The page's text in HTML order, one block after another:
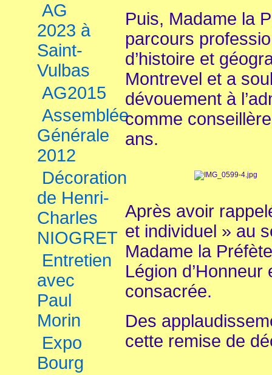
AG
2023 à
Saint-
Vulbas
AG2015
Assemblée
Générale
2012
Décoration
de Henri-
Charles
NIOGRET
Entretien
avec
Paul
Morin
Expo
Bourg
Puis, Madame la
parcours
d’histoire et
Montrevel et a
dévouement à
comme
ans.
Après avoir
et individuel » au
Madame la
Légion
consacrée.
Des
cette remise de